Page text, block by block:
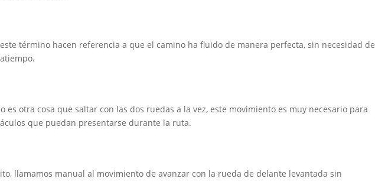
término hacen referencia a que el camino ha fluido de manera perfecta, sin necesidad de
es otra cosa que saltar con las dos ruedas a la vez, este movimiento es muy necesario para
que puedan presentarse durante la ruta.
llamamos manual al movimiento de avanzar con la rueda de delante levantada sin